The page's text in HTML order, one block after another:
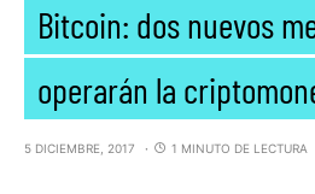
Bitcoin: dos nuevos
operarán la
5 DICIEMBRE, 2017 1 MINUTO DE LECTURA